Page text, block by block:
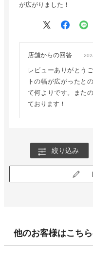
が広がりました！
店舗からの回答
レビューありがとう
トの幅が広がったと
て何よりです。また
ております！
絞り込み
他のお客様はこち